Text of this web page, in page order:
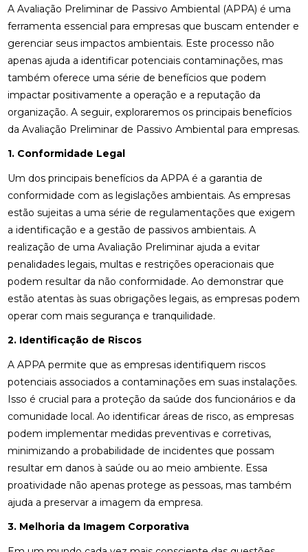
A Avaliação Preliminar de Passivo Ambiental (APPA) é uma
ferramenta essencial para empresas que buscam entender e
gerenciar seus impactos ambientais. Este processo não
apenas ajuda a identificar potenciais contaminações, mas
também oferece uma série de benefícios que podem
impactar positivamente a operação e a reputação da
organização. A seguir, exploraremos os principais benefícios
da Avaliação Preliminar de Passivo Ambiental para empresas.
1. Conformidade Legal
Um dos principais benefícios da APPA é a garantia de
conformidade com as legislações ambientais. As empresas
estão sujeitas a uma série de regulamentações que exigem
a identificação e a gestão de passivos ambientais. A
realização de uma Avaliação Preliminar ajuda a evitar
penalidades legais, multas e restrições operacionais que
podem resultar da não conformidade. Ao demonstrar que
estão atentas às suas obrigações legais, as empresas podem
operar com mais segurança e tranquilidade.
2. Identificação de Riscos
A APPA permite que as empresas identifiquem riscos
potenciais associados a contaminações em suas instalações.
Isso é crucial para a proteção da saúde dos funcionários e da
comunidade local. Ao identificar áreas de risco, as empresas
podem implementar medidas preventivas e corretivas,
minimizando a probabilidade de incidentes que possam
resultar em danos à saúde ou ao meio ambiente. Essa
proatividade não apenas protege as pessoas, mas também
ajuda a preservar a imagem da empresa.
3. Melhoria da Imagem Corporativa